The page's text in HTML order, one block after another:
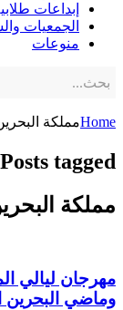
إبداعات
الجمعيات
منوعات
Homeمملكة
Posts tagged: مملكة البحرين
مملكة
مهرجان ليالي
وماضي البحرين